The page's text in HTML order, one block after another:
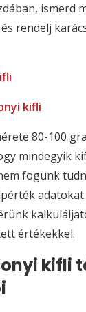
ismerd
rendelj
kifli
80-100
mindegyik
fogunk
adatokat
értékekkel.
kifli